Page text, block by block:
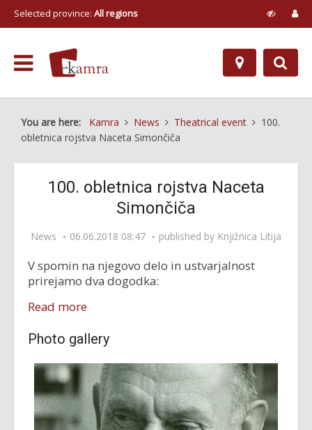
Selected province: All regions
You are here: Kamra News Theatrical event
100.
obletnica rojstva Naceta Simončiča
100. obletnica rojstva Naceta
Simončiča
News 06.06.2018 08:47 published by Knjižnica Litija
V spomin na njegovo delo in ustvarjalnost
prirejamo dva dogodka:
Read more
Photo gallery